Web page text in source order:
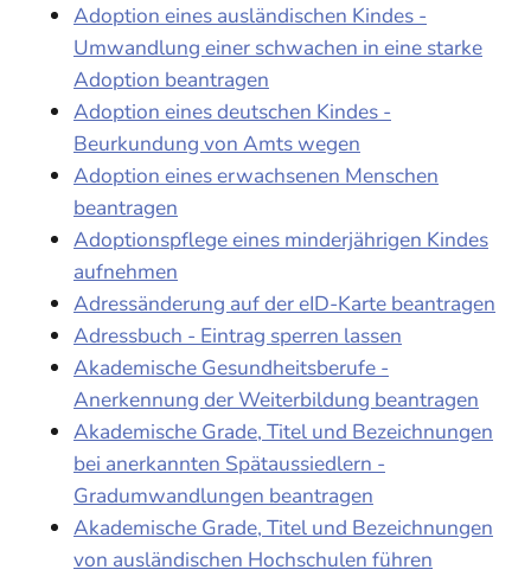
Adoption eines ausländischen Kindes -
Umwandlung einer schwachen in eine starke
Adoption beantragen
Adoption eines deutschen Kindes -
Beurkundung von Amts wegen
Adoption eines erwachsenen Menschen
beantragen
Adoptionspflege eines minderjährigen Kindes
aufnehmen
Adressänderung auf der eID-Karte beantragen
Adressbuch - Eintrag sperren lassen
Akademische Gesundheitsberufe -
Anerkennung der Weiterbildung beantragen
Akademische Grade, Titel und Bezeichnungen
bei anerkannten Spätaussiedlern -
Gradumwandlungen beantragen
Akademische Grade, Titel und Bezeichnungen
von ausländischen Hochschulen führen